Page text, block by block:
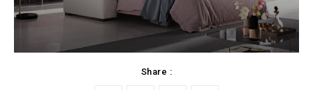
Share :